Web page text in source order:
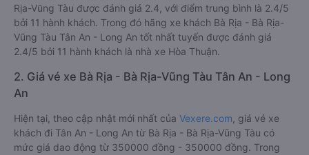
Rịa-Vũng Tàu được đánh giá 2.4, với điểm trung bình là 2.4/5
bởi 11 hành khách. Trong đó hãng xe khách Bà Rịa - Bà Rịa-
Vũng Tàu Tân An - Long An tốt nhất tuyến được đánh giá
2.4/5 bởi 11 hành khách là nhà xe Hòa Thuận.
2. Giá vé xe Bà Rịa - Bà Rịa-Vũng Tàu Tân An - Long
An
Hiện tại, theo cập nhật mới nhất của Vexere.com , giá vé xe
khách đi Tân An - Long An từ Bà Rịa - Bà Rịa-Vũng Tàu có
mức giá dao động từ 350000 đồng - 350000 đồng. Trong